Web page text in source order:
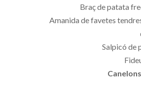
Braç de patata
Amanida de favetes
Salpicó de